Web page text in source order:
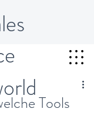
Tools